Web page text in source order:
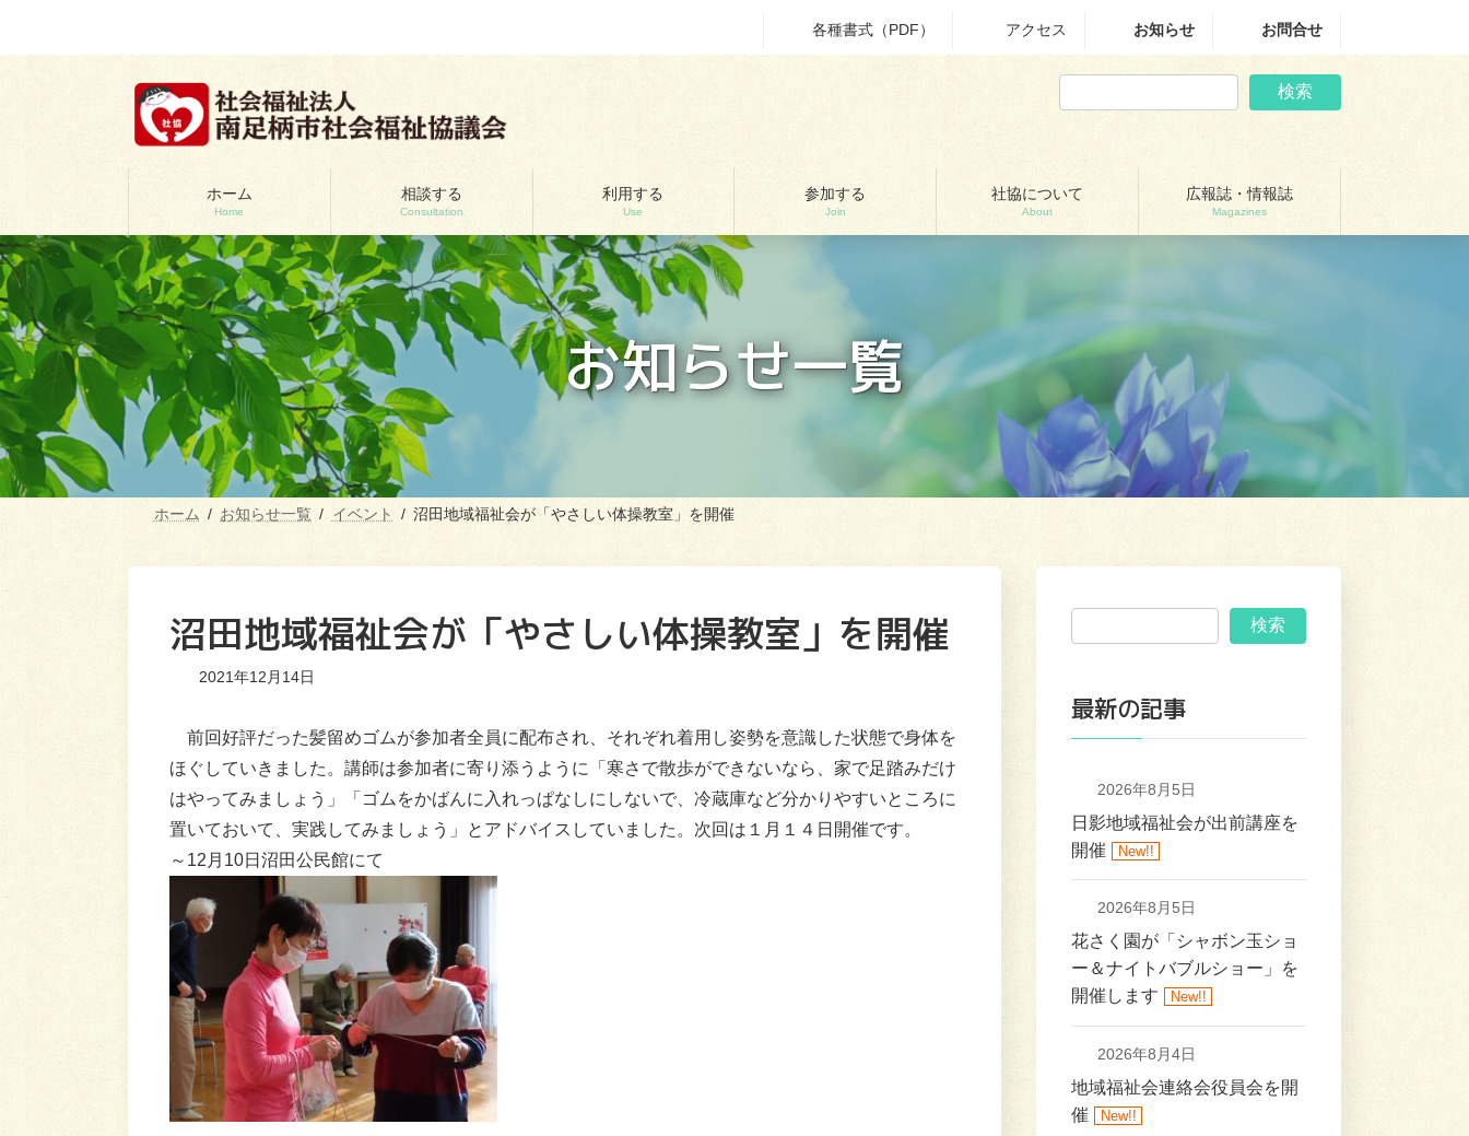
テ
ゲ
各種書式（PDF） アクセス お知らせ お問合せ
検索
ホーム
Home
相談する
Consultation
利用する
Use
参加する
Join
社協について
About
広報誌・情報誌
Magazines
お知らせ一覧
ホーム お知らせ一覧 イベント 沼田地域福祉会が「やさしい体操教室」を開催
沼田地域福祉会が「やさしい体操教室」を開催
2021年12月14日
前回好評だった髪留めゴムが参加者全員に配布され、それぞれ着用し姿勢を意識した状態で身体を
ほぐしていきました。講師は参加者に寄り添うように「寒さで散歩ができないなら、家で足踏みだけ
はやってみましょう」「ゴムをかばんに入れっぱなしにしないで、冷蔵庫など分かりやすいところに
置いておいて、実践してみましょう」とアドバイスしていました。次回は１月１４日開催です。
～12月10日沼田公民館にて
検索
最新の記事
2026年8月5日
日影地域福祉会が出前講座を
開催
New!!
2026年8月5日
花さく園が「シャボン玉ショ
ー＆ナイトバブルショー」を
開催します
New!!
2026年8月4日
地域福祉会連絡会役員会を開
催
New!!